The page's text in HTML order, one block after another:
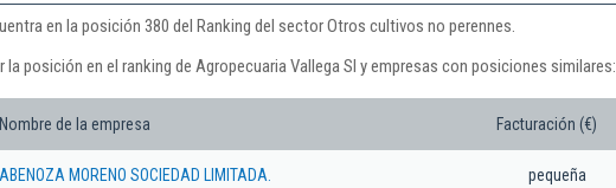
en la posición 380 del Ranking del sector Otros cultivos no perennes.
posición en el ranking de Agropecuaria Vallega Sl y empresas con posiciones similares:
Nombre de la empresa Facturación (€)
ABENOZA MORENO SOCIEDAD LIMITADA. pequeña